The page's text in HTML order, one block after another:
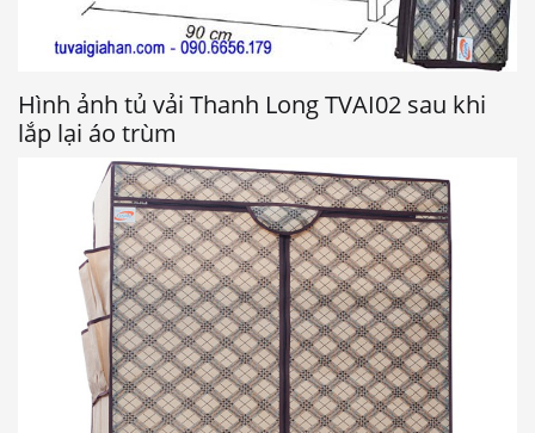
Hình ảnh tủ vải Thanh Long TVAI02 sau khi
lắp lại áo trùm